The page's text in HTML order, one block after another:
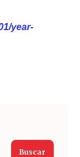
year-
Buscar